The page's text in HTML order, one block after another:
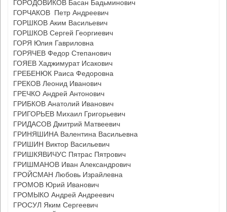
ГОРОДОВИКОВ Басан Бадьминович
ГОРЧАКОВ Петр Андреевич
ГОРШКОВ Аким Васильевич
ГОРШКОВ Сергей Георгиевич
ГОРЯ Юлия Гавриловна
ГОРЯЧЕВ Федор Степанович
ГОЯЕВ Хаджимурат Исакович
ГРЕБЕНЮК Раиса Федоровна
ГРЕКОВ Леонид Иванович
ГРЕЧКО Андрей Антонович
ГРИБКОВ Анатолий Иванович
ГРИГОРЬЕВ Михаил Григорьевич
ГРИДАСОВ Дмитрий Матвеевич
ГРИНЯШИНА Валентина Васильевна
ГРИШИН Виктор Васильевич
ГРИШКЯВИЧУС Пятрас Пятрович
ГРИШМАНОВ Иван Александрович
ГРОЙСМАН Любовь Израйлевна
ГРОМОВ Юрий Иванович
ГРОМЫКО Андрей Андреевич
ГРОСУЛ Яким Сергеевич